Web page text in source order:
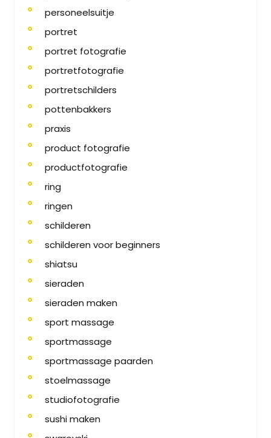
personeelsuitje
portret
portret fotografie
portretfotografie
portretschilders
pottenbakkers
praxis
product fotografie
productfotografie
ring
ringen
schilderen
schilderen voor beginners
shiatsu
sieraden
sieraden maken
sport massage
sportmassage
sportmassage paarden
stoelmassage
studiofotografie
sushi maken